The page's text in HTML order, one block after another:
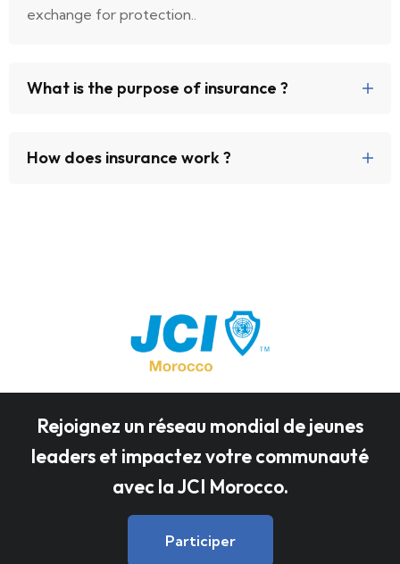
exchange for protection..
What is the purpose of insurance ?
How does insurance work ?
Rejoignez un réseau mondial de jeunes
leaders et impactez votre communauté
avec la JCI Morocco.
Participer